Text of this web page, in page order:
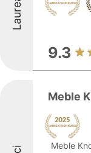
Laureaci
9.3
Meble
Meble